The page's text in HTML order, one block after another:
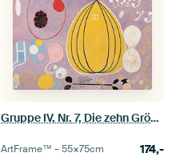
Gruppe IV, Nr. 7, Die zehn Größten, Erwachsenenalter, Hilma af Klint
ArtFrame™ –55×75cm 174,-